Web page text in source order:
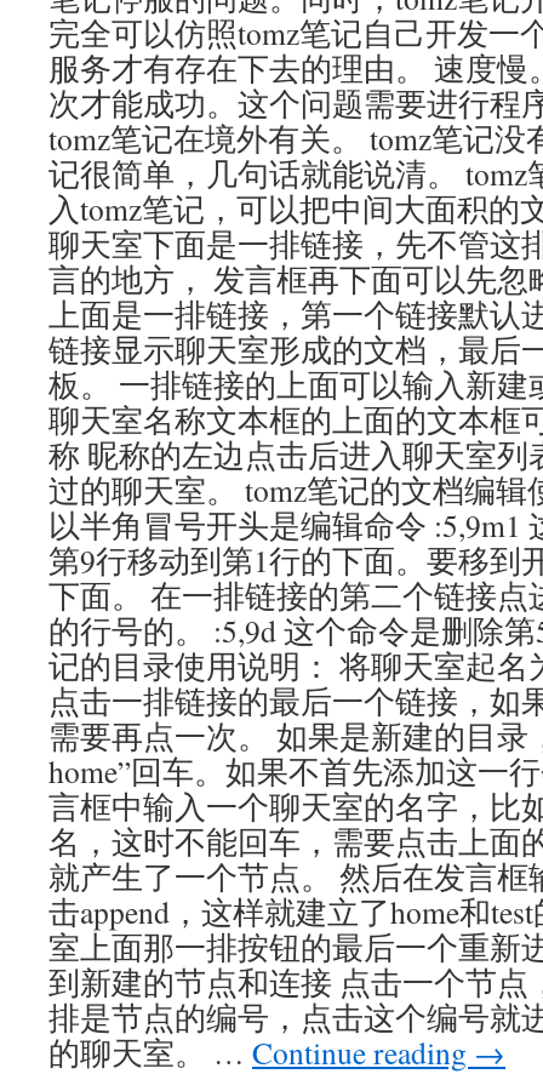
完全可以仿照tomz笔记自己开发一
服务才有存在下去的理由。 速度
次才能成功。这个问题需要进行程
tomz笔记在境外有关。 tomz笔记没
记很简单，几句话就能说清。
入tomz笔记，可以把中间大面积的
聊天室下面是一排链接，先不管这
言的地方， 发言框再下面可以先忽
上面是一排链接，第一个链接默认
链接显示聊天室形成的文档，最后
板。 一排链接的上面可以输入新
聊天室名称文本框的上面的文本框
称 昵称的左边点击后进入聊天室
过的聊天室。 tomz笔记的文档编
以半角冒号开头是编辑命令 :5,9m1
第9行移动到第1行的下面。要移到
下面。 在一排链接的第二个链接
的行号的。 :5,9d 这个命令是删除
记的目录使用说明： 将聊天室起名
点击一排链接的最后一个链接，如
需要再点一次。 如果是新建的目
home”回车。如果不首先添加这一
言框中输入一个聊天室的名字，比
名，这时不能回车，需要点击上面
就产生了一个节点。 然后在发言框
击append，这样就建立了home和
室上面那一排按钮的最后一个重新
到新建的节点和连接 点击一个节
排是节点的编号，点击这个编号就
的聊天室。 … Continue reading →